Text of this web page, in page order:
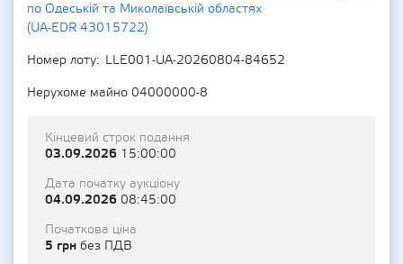
по Одеській та Миколаївській областях
(UA-EDR 43015722)
Номер лоту
LLE001-UA-20260804-84652
Нерухоме майно 04000000-8
Кінцевий строк подання
03.09.2026 15:00:00
Дата початку аукціону
04.09.2026 08:45:00
Початкова ціна
5 грн без ПДВ